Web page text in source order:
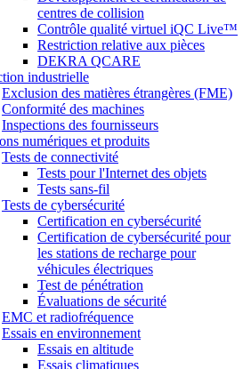
centres de collision
Contrôle qualité virtuel iQC Live™
Restriction relative aux pièces
DEKRA QCARE
industrielle
Exclusion des matières étrangères (FME)
Conformité des machines
Inspections des fournisseurs
numériques et produits
Tests de connectivité
Tests pour l'Internet des objets
Tests sans-fil
Tests de cybersécurité
Certification en cybersécurité
Certification de cybersécurité pour
les stations de recharge pour
véhicules électriques
Test de pénétration
Évaluations de sécurité
EMC et radiofréquence
Essais en environnement
Essais en altitude
Essais climatiques